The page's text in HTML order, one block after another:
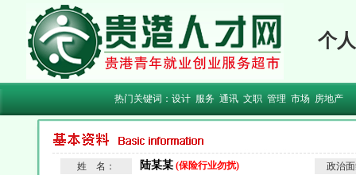
个
热门关键词： 设计 服务 通讯 文职 管理 市场 房地产
姓 名： 陆某某 (保险行业勿扰)
政治